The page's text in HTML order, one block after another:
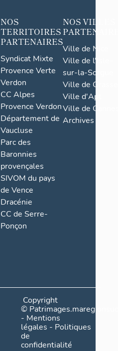
NOS
TERRITOIRES
PARTENAIRES
Syndicat Mixte
Provence Verte
Verdon
CC Alpes
Provence Verdon
Département de
Vaucluse
Parc des
Baronnies
provençales
SIVOM du pays
de Vence
Dracénie
CC de Serre-
Ponçon
NOS VILLES
Ville de Nice
Ville de l'Isle-
sur-la-Sorgue
Ville de Grasse
Ville d'Apt
Ville de
Archives
Copyright
©
- Mentions
légales - Politiques
de
confidentialité